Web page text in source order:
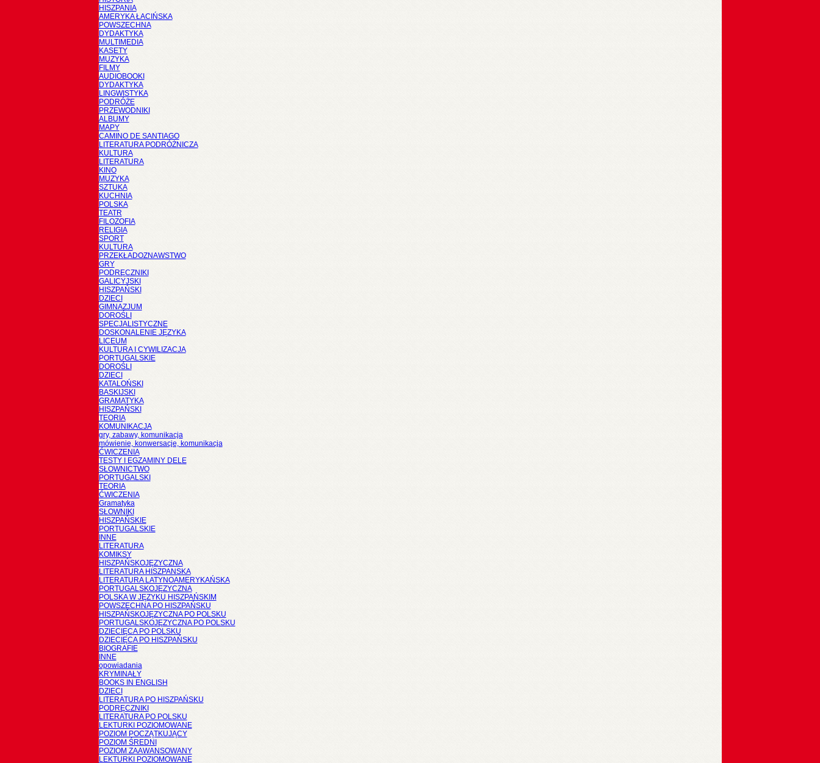
HISZPANIA
AMERYKA ŁACIŃSKA
POWSZECHNA
DYDAKTYKA
MULTIMEDIA
KASETY
MUZYKA
FILMY
AUDIOBOOKI
DYDAKTYKA
LINGWISTYKA
PODRÓŻE
PRZEWODNIKI
ALBUMY
MAPY
CAMINO DE SANTIAGO
LITERATURA PODRÓŻNICZA
KULTURA
LITERATURA
KINO
MUZYKA
SZTUKA
KUCHNIA
POLSKA
TEATR
FILOZOFIA
RELIGIA
SPORT
KULTURA
PRZEKŁADOZNAWSTWO
GRY
PODRĘCZNIKI
GALICYJSKI
HISZPAŃSKI
DZIECI
GIMNAZJUM
DOROŚLI
SPECJALISTYCZNE
DOSKONALENIE JĘZYKA
LICEUM
KULTURA I CYWILIZACJA
PORTUGALSKIE
DOROŚLI
DZIECI
KATALOŃSKI
BASKIJSKI
GRAMATYKA
HISZPAŃSKI
TEORIA
KOMUNIKACJA
gry, zabawy, komunikacja
mówienie, konwersacje, komunikacja
ĆWICZENIA
TESTY I EGZAMINY DELE
SŁOWNICTWO
PORTUGALSKI
TEORIA
ĆWICZENIA
Gramatyka
SŁOWNIKI
HISZPAŃSKIE
PORTUGALSKIE
INNE
LITERATURA
KOMIKSY
HISZPAŃSKOJĘZYCZNA
LITERATURA HISZPANSKA
LITERATURA LATYNOAMERYKAŃSKA
PORTUGALSKOJĘZYCZNA
POLSKA W JĘZYKU HISZPAŃSKIM
POWSZECHNA PO HISZPAŃSKU
HISZPAŃSKOJĘZYCZNA PO POLSKU
PORTUGALSKOJĘZYCZNA PO POLSKU
DZIECIĘCA PO POLSKU
DZIECIĘCA PO HISZPAŃSKU
BIOGRAFIE
INNE
opowiadania
KRYMINAŁY
BOOKS IN ENGLISH
DZIECI
LITERATURA PO HISZPAŃSKU
PODRĘCZNIKI
LITERATURA PO POLSKU
LEKTURKI POZIOMOWANE
POZIOM POCZĄTKUJĄCY
POZIOM ŚREDNI
POZIOM ZAAWANSOWANY
LEKTURKI POZIOMOWANE